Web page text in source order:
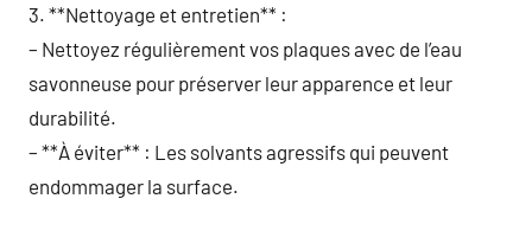
3. **Nettoyage et entretien** :
– Nettoyez régulièrement vos plaques avec de l’eau
savonneuse pour préserver leur apparence et leur
durabilité.
– **À éviter** : Les solvants agressifs qui peuvent
endommager la surface.